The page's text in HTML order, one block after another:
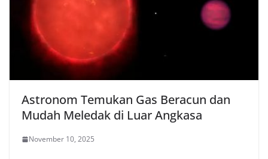
Astronom Temukan Gas Beracun dan
Mudah Meledak di Luar Angkasa
November 10, 2025